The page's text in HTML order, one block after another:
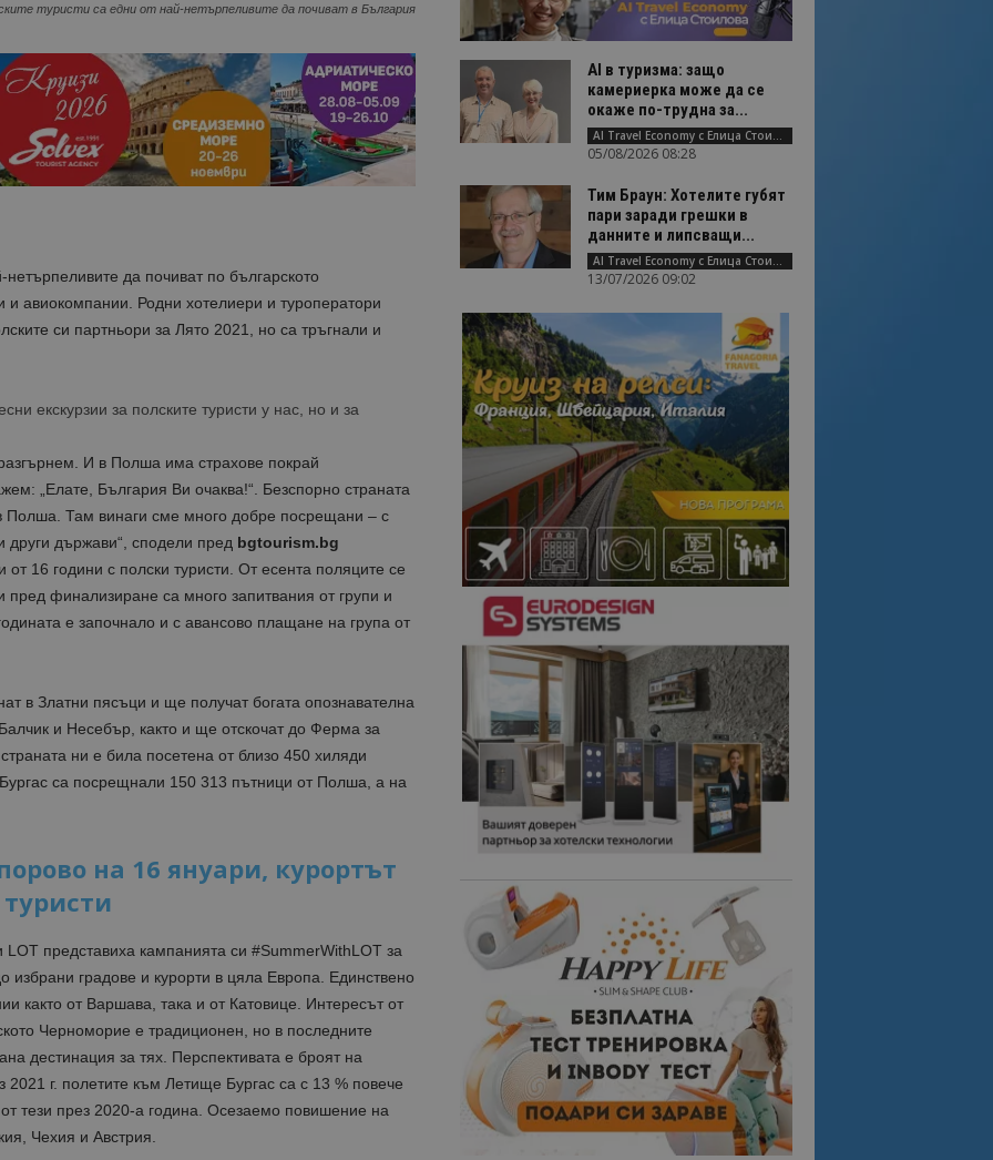
туристи са едни от най-нетърпеливите да почиват в България
да почиват по българското
авиокомпании. Родни хотелиери и туроператори
си партньори за Лято 2021, но са тръгнали и
екскурзии за полските туристи у нас, но и за
И в Полша има страхове покрай
„Елате, България Ви очаква!“. Безспорно страната
Полша. Там винаги сме много добре посрещани – с
други държави“, сподели пред bgtourism.bg
16 години с полски туристи. От есента поляците се
пред финализиране са много запитвания от групи и
е започнало и с авансово плащане на група от
в Златни пясъци и ще получат богата опознавателна
и Несебър, както и ще отскочат до Ферма за
ни е била посетена от близо 450 хиляди
са посрещнали 150 313 пътници от Полша, а на
на 16 януари, курортът
представиха кампанията си #SummerWithLOT за
избрани градове и курорти в цяла Европа. Единствено
както от Варшава, така и от Катовице. Интересът от
Черноморие е традиционен, но в последните
дестинация за тях. Перспективата е броят на
2021 г. полетите към Летище Бургас са с 13 % повече
тези през 2020-а година. Осезаемо повишение на
Чехия и Австрия.
AI в туризма: защо
камериерка може да се
окаже по-трудна за...
AI Travel Economy с Елица Стоилова
05/08/2026 08:28
Тим Браун: Хотелите губят
пари заради грешки в
данните и липсващи...
AI Travel Economy с Елица Стоилова
13/07/2026 09:02